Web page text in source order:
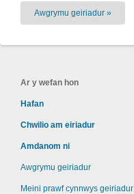
Awgrymu geiriadur »
Ar y wefan hon
Hafan
Chwilio am eiriadur
Amdanom ni
Awgrymu geiriadur
Meini prawf cynnwys geiriadur